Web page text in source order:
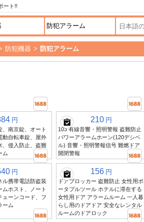
ート!!
防犯機器 > 防犯アラーム
円
、南京錠、オート
動自転車錠、屋外
、侵入防止、盗難
ム
210 円
103 有線音響・照明警報 盗難防止
パワーアラームホーン(120デシベ
ル) 音響・照明警報信号 難燃ドア
開閉警報
円
ル携帯電話防盗装
ムホスト、ノート
ェーンコード、フ
ーム
156 円
ドアブロッカー 盗難防止 女性用ポ
ータブルツール ホテルに滞在する
女性用ドア アラームルーム 一人暮
らし用のドアドア 安全なレンタル
ルームのドアロック